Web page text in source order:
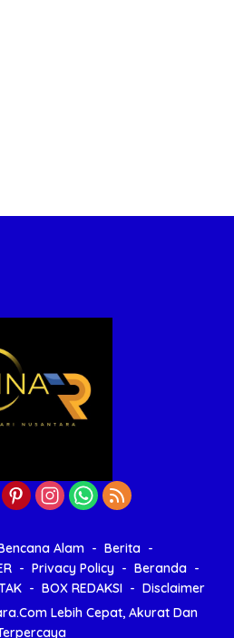
Alam
Berita
Privacy Policy
Beranda
BOX REDAKSI
Disclaimer
Lebih Cepat, Akurat Dan